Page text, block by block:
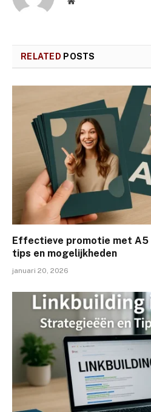
RELATED POSTS
Effectieve promotie met
tips en mogelijkheden
januari 20, 2026